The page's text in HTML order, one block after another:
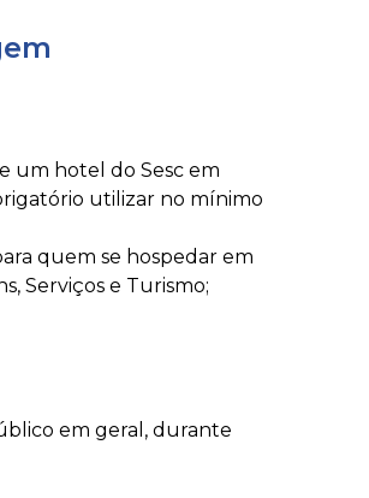
um hotel do Sesc em
utilizar no mínimo
quem se hospedar em
Serviços e Turismo;
em geral, durante